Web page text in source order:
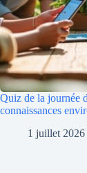
Quiz de la journée
connaissances
1 juillet 2026